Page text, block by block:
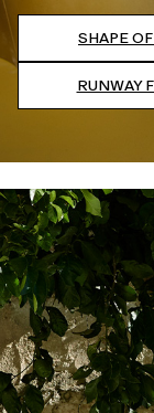
SHAPE
RUNWAY